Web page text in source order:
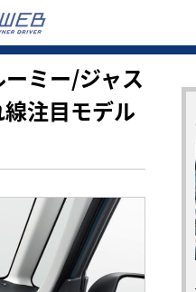
ミー/ジャス
注目モデル